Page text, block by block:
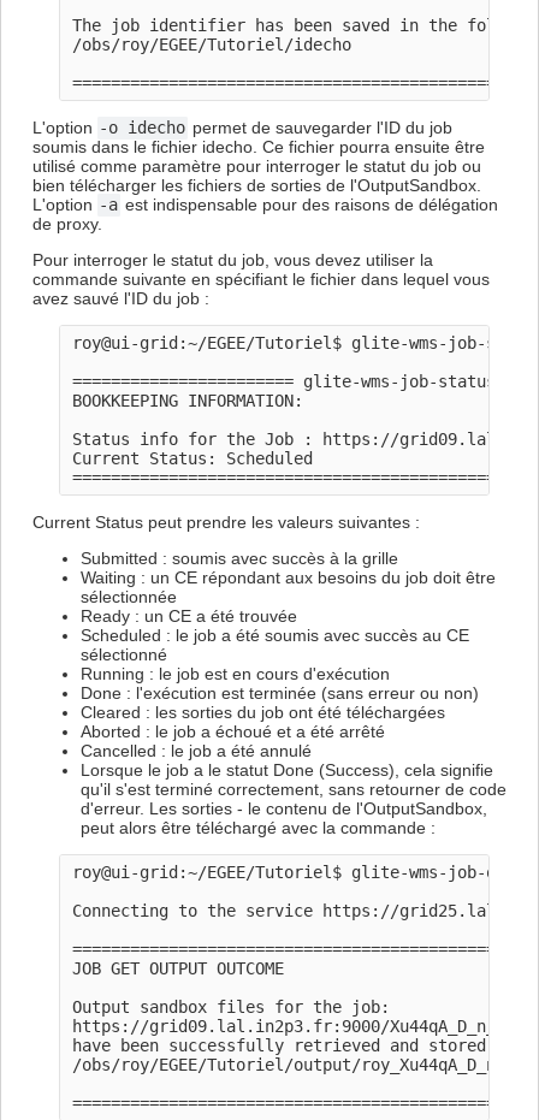
The job identifier has been saved in the
/obs/roy/EGEE/Tutoriel/idecho
L'option -o idecho permet de sauvegarder l'ID du job
soumis dans le fichier idecho. Ce fichier pourra ensuite être
utilisé comme paramètre pour interroger le statut du job ou
bien télécharger les fichiers de sorties de l'OutputSandbox.
L'option -a est indispensable pour des raisons de délégation
de proxy.
Pour interroger le statut du job, vous devez utiliser la
commande suivante en spécifiant le fichier dans lequel vous
avez sauvé l'ID du job :
roy@ui-grid:~/EGEE/Tutoriel$ glite-wms-job-
======================= glite-wms-job-status
BOOKKEEPING INFORMATION:
Status info for the Job : https://
Current Status: Scheduled
Current Status peut prendre les valeurs suivantes :
Submitted : soumis avec succès à la grille
Waiting : un CE répondant aux besoins du job doit être
sélectionnée
Ready : un CE a été trouvée
Scheduled : le job a été soumis avec succès au CE
sélectionné
Running : le job est en cours d'exécution
Done : l'exécution est terminée (sans erreur ou non)
Cleared : les sorties du job ont été téléchargées
Aborted : le job a échoué et a été arrêté
Cancelled : le job a été annulé
Lorsque le job a le statut Done (Success), cela signifie
qu'il s'est terminé correctement, sans retourner de code
d'erreur. Les sorties - le contenu de l'OutputSandbox,
peut alors être téléchargé avec la commande :
roy@ui-grid:~/EGEE/Tutoriel$ glite-wms-job-
Connecting to the service https://
JOB GET OUTPUT OUTCOME
Output sandbox files for the job:
https://grid09.lal.in2p3.fr:9000/
have been successfully retrieved and stored in
/obs/roy/EGEE/Tutoriel/output/